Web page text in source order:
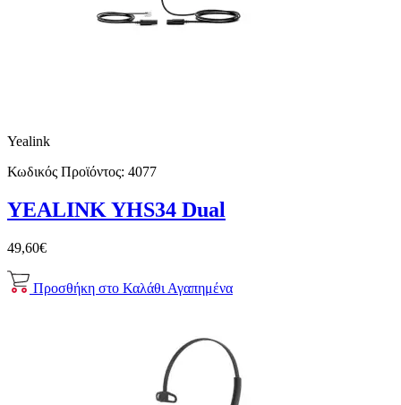
Yealink
Κωδικός Προϊόντος: 4077
YEALINK YHS34 Dual
49,60€
Προσθήκη στο Καλάθι Αγαπημένα